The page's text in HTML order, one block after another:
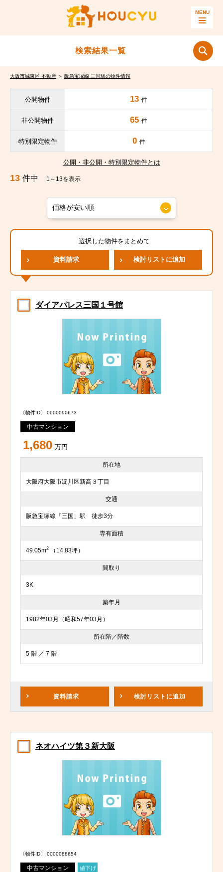
検索結果一覧
大阪市城東区 不動産 ＞ 阪急宝塚線 三国駅の物件情報
公開物件 13 件
非公開物件 65 件
特別限定物件 0 件
公開・非公開・特別限定物件とは
13 件中 1～13を表示
選択した物件をまとめて
資料請求 検討リストに追加
ダイアパレス三国１号館
〔物件ID〕 0000090673
中古マンション
1,680 万円
所在地
大阪府大阪市淀川区新高３丁目
交通
阪急宝塚線「三国」駅 徒歩3分
専有面積
49.05m2 （14.83坪）
間取り
3K
築年月
1982年03月（昭和57年03月）
所在階／階数
5 階 ／ 7 階
資料請求 検討リスト に追加
ネオハイツ第３新大阪
〔物件ID〕 0000088654
中古マンション 値下げ